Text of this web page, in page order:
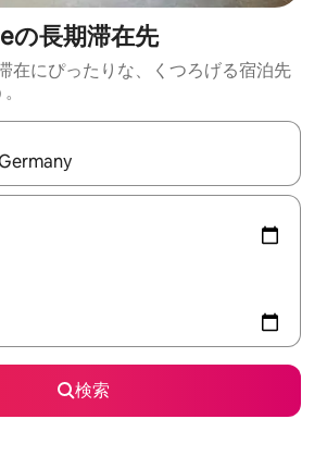
の長期滞在先
在にぴったりな、くつろげる宿泊先
たら、上下の矢印キーを使って移動するか
検索